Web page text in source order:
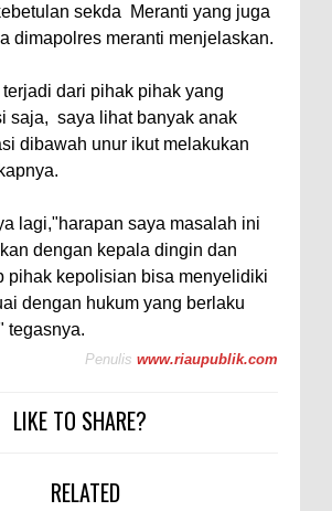
sekda Meranti yang juga
dimapolres meranti menjelaskan.
dari pihak pihak yang
saja, saya lihat banyak anak
dibawah unur ikut melakukan
lagi,"harapan saya masalah ini
dengan kepala dingin dan
pihak kepolisian bisa menyelidiki
dengan hukum yang berlaku
tegasnya.
Penulis www.riaupublik.com
LIKE TO SHARE?
RELATED